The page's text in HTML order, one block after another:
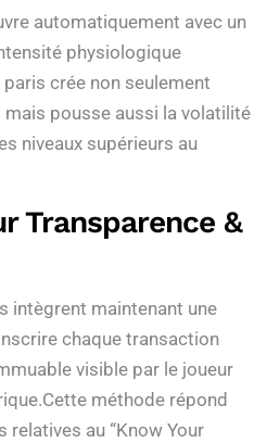
automatiquement avec un
physiologique
crée non seulement
mais pousse aussi la volatilité
niveaux supérieurs au
Transparence &
intègrent maintenant une
chaque transaction
visible par le joueur
méthode répond
relatives au “Know Your